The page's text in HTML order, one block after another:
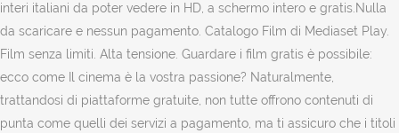
interi italiani da poter vedere in HD, a schermo intero e gratis.Nulla
da scaricare e nessun pagamento. Catalogo Film di Mediaset Play.
Film senza limiti. Alta tensione. Guardare i film gratis è possibile:
ecco come Il cinema è la vostra passione? Naturalmente,
trattandosi di piattaforme gratuite, non tutte offrono contenuti di
punta come quelli dei servizi a pagamento, ma ti assicuro che i titoli